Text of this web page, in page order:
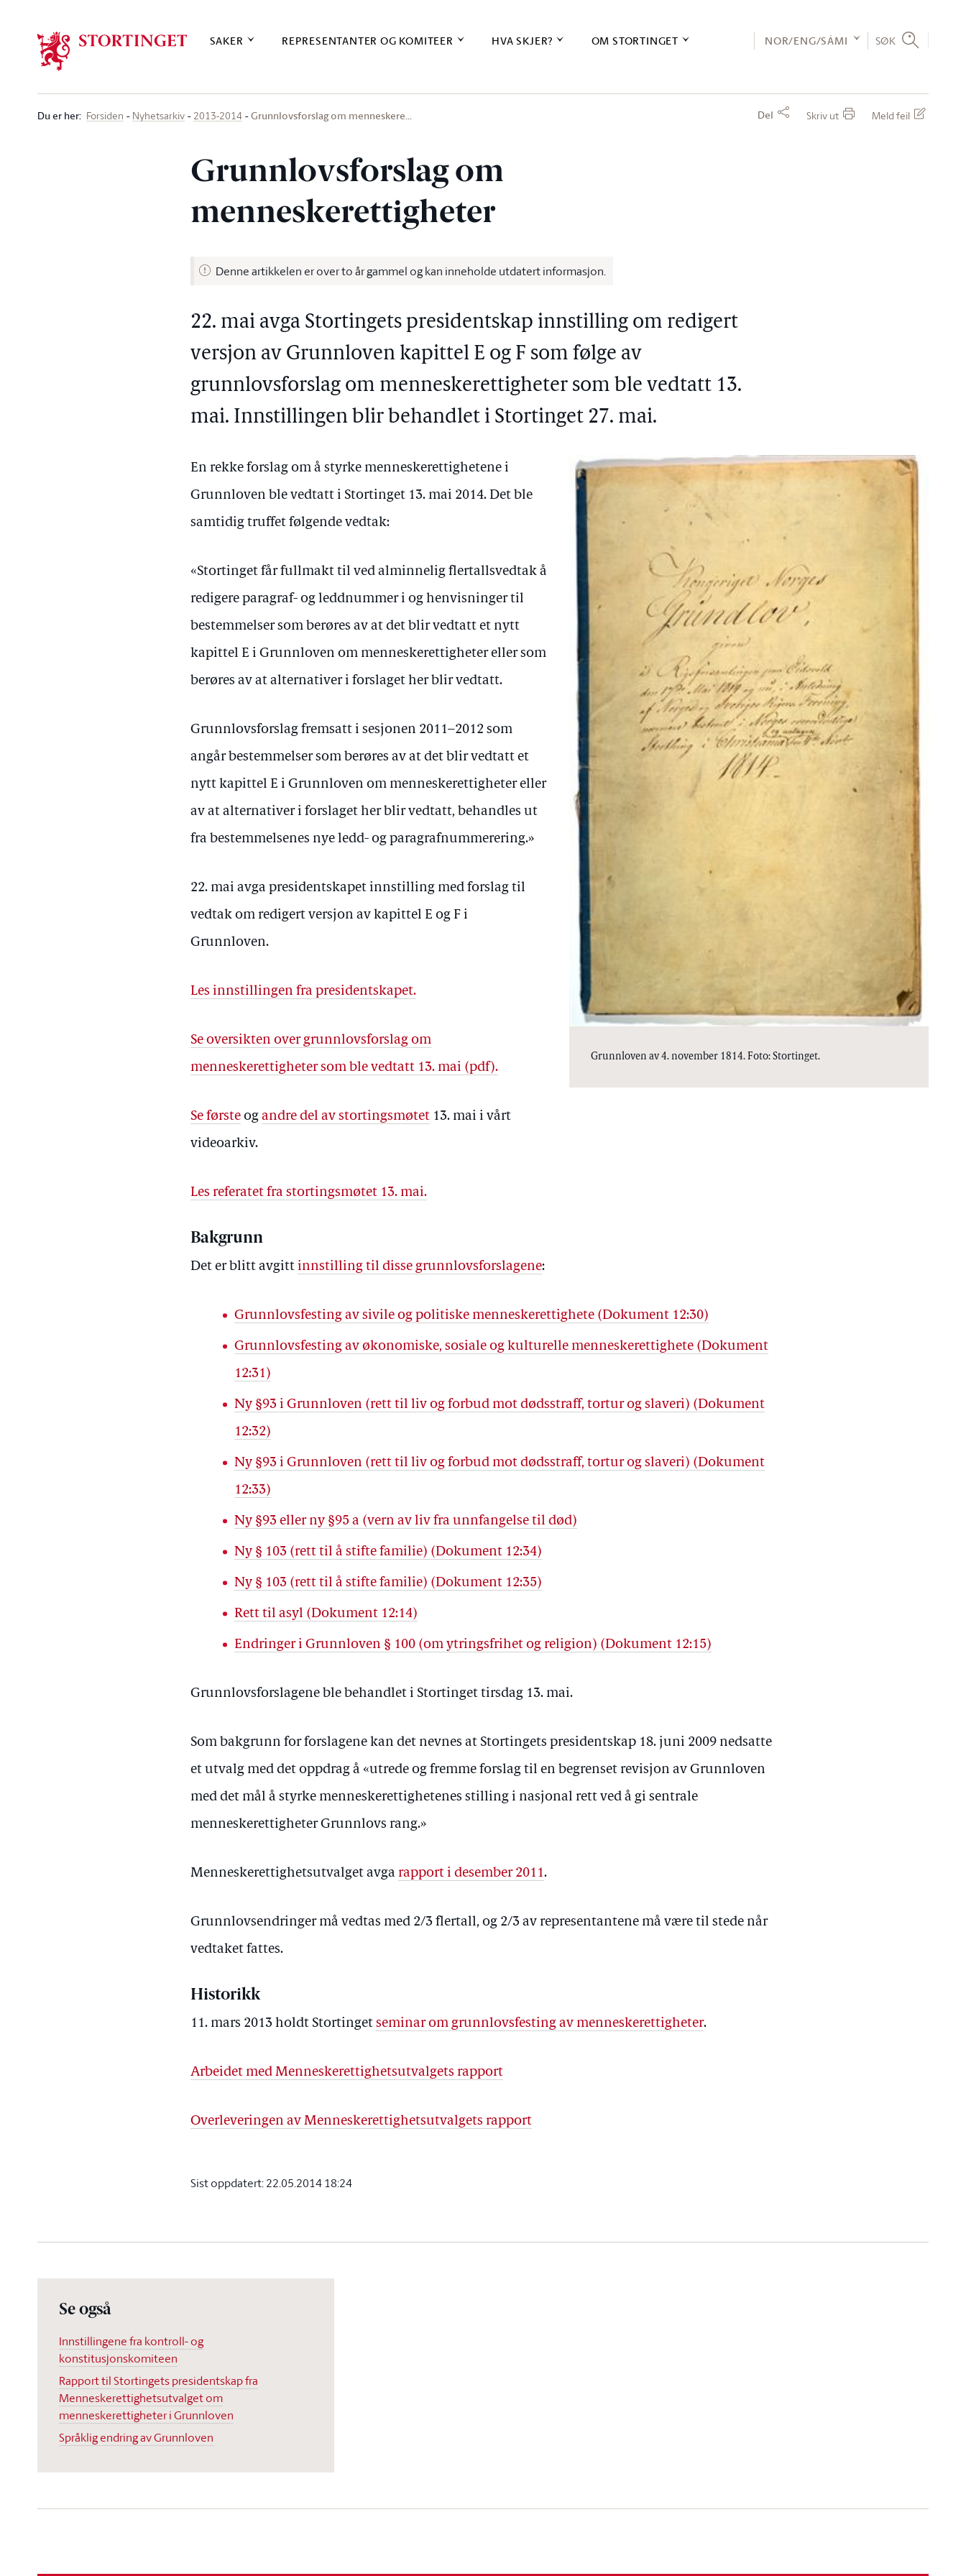
SAKER REPRESENTANTER OG KOMITEER HVA SKJER? OM STORTINGET NOR/ENG/SÁMI SØK
Du er her: Forsiden Nyhetsarkiv 2013-2014 Grunnlovsforslag om menneskere… Del Skriv ut Meld feil
Grunnlovsforslag om
menneskerettigheter
Denne artikkelen er over to år gammel og kan inneholde utdatert informasjon.
22. mai avga Stortingets presidentskap innstilling om redigert
versjon av Grunnloven kapittel E og F som følge av
grunnlovsforslag om menneskerettigheter som ble vedtatt 13.
mai. Innstillingen blir behandlet i Stortinget 27. mai.
Grunnloven av 4. november 1814. Foto: Stortinget.
En rekke forslag om å styrke menneskerettighetene i
Grunnloven ble vedtatt i Stortinget 13. mai 2014. Det ble
samtidig truffet følgende vedtak:
«Stortinget får fullmakt til ved alminnelig flertallsvedtak å
redigere paragraf- og leddnummer i og henvisninger til
bestemmelser som berøres av at det blir vedtatt et nytt
kapittel E i Grunnloven om menneskerettigheter eller som
berøres av at alternativer i forslaget her blir vedtatt.
Grunnlovsforslag fremsatt i sesjonen 2011–2012 som
angår bestemmelser som berøres av at det blir vedtatt et
nytt kapittel E i Grunnloven om menneskerettigheter eller
av at alternativer i forslaget her blir vedtatt, behandles ut
fra bestemmelsenes nye ledd- og paragrafnummerering.»
22. mai avga presidentskapet innstilling med forslag til
vedtak om redigert versjon av kapittel E og F i
Grunnloven.
Les innstillingen fra presidentskapet.
Se oversikten over grunnlovsforslag om
menneskerettigheter som ble vedtatt 13. mai (pdf).
Se første ogandre del av stortingsmøtet 13. mai i vårt
videoarkiv.
Les referatet fra stortingsmøtet 13. mai.
Bakgrunn
Det er blitt avgittinnstilling til disse grunnlovsforslagene:
Grunnlovsfesting av sivile og politiske menneskerettighete (Dokument 12:30)
Grunnlovsfesting av økonomiske, sosiale og kulturelle menneskerettighete (Dokument
12:31)
Ny §93 i Grunnloven (rett til liv og forbud mot dødsstraff, tortur og slaveri) (Dokument
12:32)
Ny §93 i Grunnloven (rett til liv og forbud mot dødsstraff, tortur og slaveri) (Dokument
12:33)
Ny §93 eller ny §95 a (vern av liv fra unnfangelse til død)
Ny § 103 (rett til å stifte familie) (Dokument 12:34)
Ny § 103 (rett til å stifte familie) (Dokument 12:35)
Rett til asyl (Dokument 12:14)
Endringer i Grunnloven § 100 (om ytringsfrihet og religion) (Dokument 12:15)
Grunnlovsforslagene ble behandlet i Stortinget tirsdag 13. mai.
Som bakgrunn for forslagene kan det nevnes at Stortingets presidentskap 18. juni 2009 nedsatte
et utvalg med det oppdrag å «utrede og fremme forslag til en begrenset revisjon av Grunnloven
med det mål å styrke menneskerettighetenes stilling i nasjonal rett ved å gi sentrale
menneskerettigheter Grunnlovs rang.»
Menneskerettighetsutvalget avgarapport i desember 2011.
Grunnlovsendringer må vedtas med 2/3 flertall, og 2/3 av representantene må være til stede når
vedtaket fattes.
Historikk
11. mars 2013 holdt Stortingetseminar om grunnlovsfesting av menneskerettigheter.
Arbeidet med Menneskerettighetsutvalgets rapport
Overleveringen av Menneskerettighetsutvalgets rapport
Sist oppdatert:22.05.2014 18:24
Se også
Innstillingene fra kontroll- og
konstitusjonskomiteen
Rapport til Stortingets presidentskap fra
Menneskerettighetsutvalget om
menneskerettigheter i Grunnloven
Språklig endring av Grunnloven